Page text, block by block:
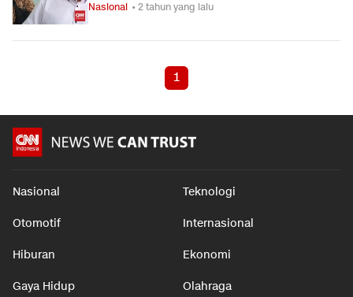
Nasional • 2 tahun yang lalu
1
Nasional Teknologi
Otomotif Internasional
Hiburan Ekonomi
Gaya Hidup Olahraga